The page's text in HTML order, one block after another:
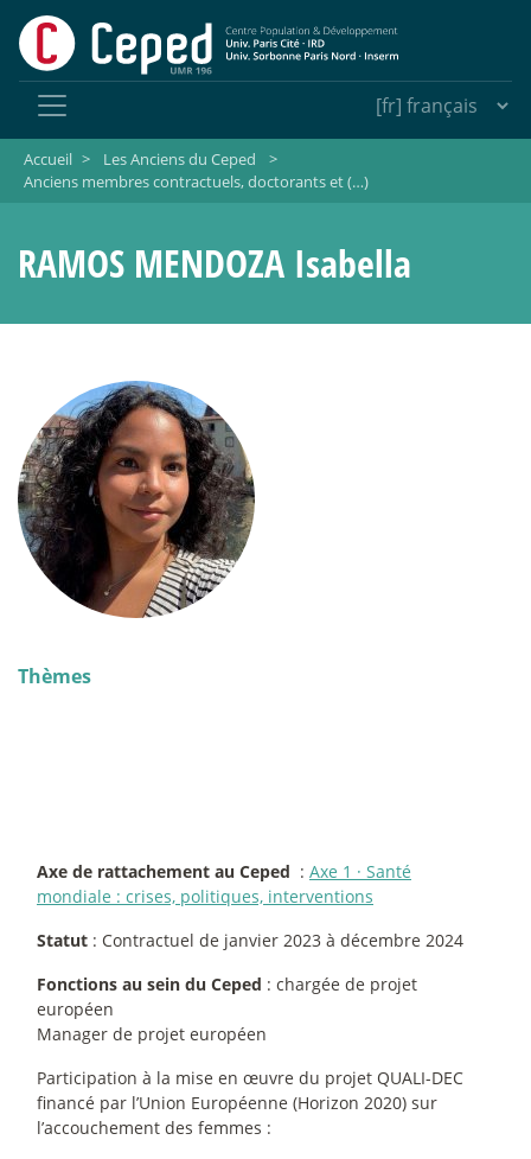
Accueil > Les Anciens du Ceped
>
Anciens membres contractuels, doctorants et (…)
RAMOS MENDOZA Isabella
Thèmes
Axe de rattachement au Ceped : Axe 1 · Santé
mondiale : crises, politiques, interventions
Statut : Contractuel de janvier 2023 à décembre 2024
Fonctions au sein du Ceped : chargée de projet
européen
Manager de projet européen
Participation à la mise en œuvre du projet QUALI-DEC
financé par l’Union Européenne (Horizon 2020) sur
l’accouchement des femmes :